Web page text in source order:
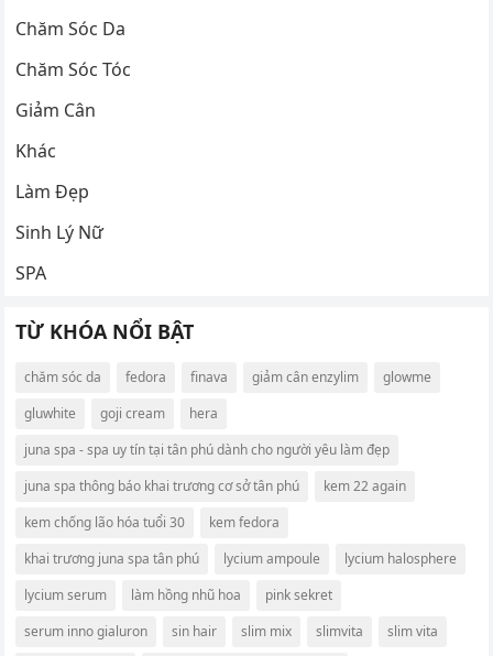
Chăm Sóc Da
Chăm Sóc Tóc
Giảm Cân
Khác
Làm Đẹp
Sinh Lý Nữ
SPA
TỪ KHÓA NỔI BẬT
chăm sóc da fedora finava giảm cân enzylim
glowme
gluwhite
goji cream
hera
juna spa - spa uy tín tại tân phú dành cho người yêu làm đẹp
juna spa thông báo khai trương cơ sở tân phú
kem 22 again
kem chống lão hóa tuổi 30
kem fedora
khai trương juna spa tân phú
lycium ampoule
lycium halosphere
lycium serum
làm hồng nhũ hoa
pink sekret
serum inno gialuron
sin hair slim mix slimvita slim vita